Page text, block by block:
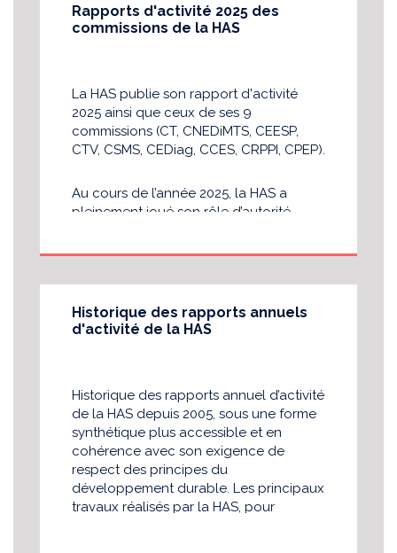
publics, des professionnels de santé et
des citoyens.
CEESP, CTV, CSMS, CEDiag, CCES,
CRPPI, CPEP).
Rapports d'activité 2025 des
commissions de la HAS
La HAS publie son rapport d'activité
2025 ainsi que ceux de ses 9
commissions (CT, CNEDiMTS, CEESP,
CTV, CSMS, CEDiag, CCES, CRPPI, CPEP).
Au cours de l’année 2025, la HAS a
pleinement joué son rôle d’autorité
un contexte marqué par de profondes
évolutions, elle a su poursuivre sa
mission au carrefour du sanitaire, du
témoignent de notre action au service
de l’intérêt général et de notre volonté
d’éclairer la décision publique avec
rigueur et transparence. Nous
poursuivrons, pour les années à venir,
avec la même exigence, notre
engagement auprès des pouvoirs
Historique des rapports annuels
d'activité de la HAS
Historique des rapports annuel d’activité
de la HAS depuis 2005, sous une forme
synthétique plus accessible et en
cohérence avec son exigence de
respect des principes du
développement durable. Les principaux
travaux réalisés par la HAS, pour